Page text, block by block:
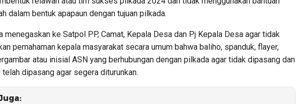
dalam bentuk apapaun dengan tujuan pilkada.
menegaskan ke Satpol PP, Camat, Kepala Desa dan Pj Kepala Desa agar tidak
pemahaman kepala masyarakat secara umum bahwa baliho, spanduk, flayer,
atau inisial ASN yang berhubungan dengan pilkada agar tidak dipasang dan
telah dipasang agar segera diturunkan.